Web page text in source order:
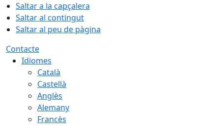
Saltar a la capçalera
Saltar al contingut
Saltar al peu de pàgina
Contacte
Idiomes
Català
Castellà
Anglès
Alemany
Francès